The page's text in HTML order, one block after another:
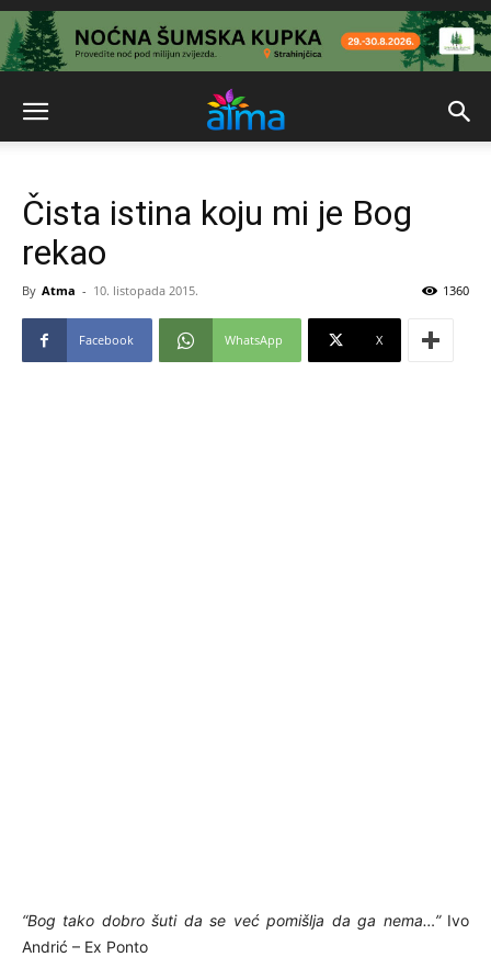
Čista istina koju mi je Bog
rekao
By Atma - 10. listopada 2015. 1360
Facebook WhatsApp X
“Bog tako dobro šuti da se već pomišlja da ga nema…”Ivo
Andrić – Ex Ponto